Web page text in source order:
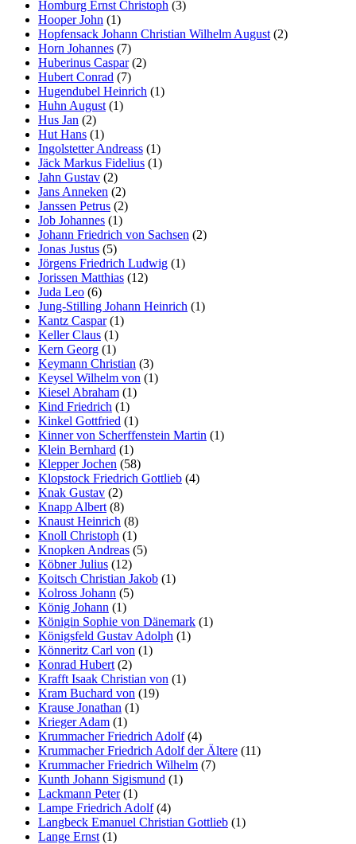
Homburg Ernst Christoph (3)
Hooper John (1)
Hopfensack Johann Christian Wilhelm August (2)
Horn Johannes (7)
Huberinus Caspar(2)
Hubert Conrad (7)
Hugendubel Heinrich (1)
Huhn August (1)
Hus Jan (2)
Hut Hans (1)
Ingolstetter Andreass (1)
Jäck Markus Fidelius (1)
Jahn Gustav (2)
Jans Anneken (2)
Janssen Petrus (2)
Job Johannes (1)
Johann Friedrich von Sachsen (2)
Jonas Justus (5)
Jörgens Friedrich Ludwig (1)
Jorissen Matthias (12)
Juda Leo (6)
Jung-Stilling Johann Heinrich (1)
Kantz Caspar(1)
Keller Claus (1)
Kern Georg (1)
Keymann Christian (3)
Keysel Wilhelm von (1)
Kiesel Abraham (1)
Kind Friedrich (1)
Kinkel Gottfried (1)
Kinner von Scherffenstein Martin (1)
Klein Bernhard (1)
Klepper Jochen (58)
Klopstock Friedrich Gottlieb (4)
Knak Gustav (2)
Knapp Albert (8)
Knaust Heinrich (8)
Knoll Christoph (1)
Knopken Andreas (5)
Köbner Julius (12)
Koitsch Christian Jakob (1)
Kolross Johann (5)
König Johann (1)
Königin Sophie von Dänemark (1)
Königsfeld Gustav Adolph (1)
Könneritz Carl von (1)
Konrad Hubert (2)
Krafft Isaak Christian von (1)
Kram Buchard von (19)
Krause Jonathan (1)
Krieger Adam (1)
Krummacher Friedrich Adolf(4)
Krummacher Friedrich Adolf der Ältere (11)
Krummacher Friedrich Wilhelm (7)
Kunth Johann Sigismund (1)
Lackmann Peter(1)
Lampe Friedrich Adolf(4)
Langbeck Emanuel Christian Gottlieb (1)
Lange Ernst (1)